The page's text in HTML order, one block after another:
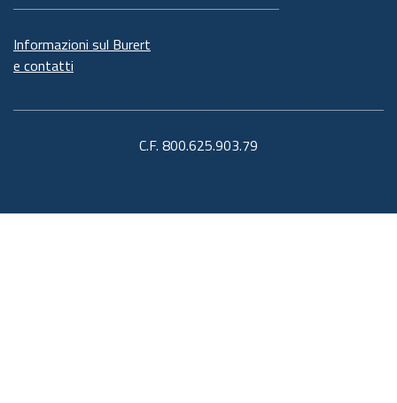
Informazioni sul Burert
e contatti
C.F. 800.625.903.79